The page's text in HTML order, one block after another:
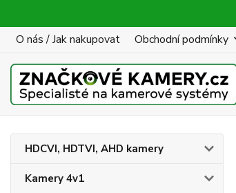
O nás / Jak nakupovat Obchodní podmínky
HDCVI, HDTVI, AHD kamery
Kamery 4v1